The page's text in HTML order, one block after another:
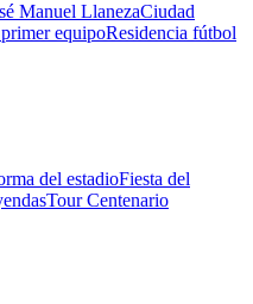
Manuel LlanezaCiudad
equipoResidencia fútbol
del estadioFiesta del
Tour Centenario